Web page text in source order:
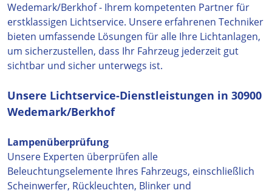
Wedemark/Berkhof - Ihrem kompetenten Partner für
erstklassigen Lichtservice. Unsere erfahrenen Techniker
bieten umfassende Lösungen für alle Ihre Lichtanlagen,
um sicherzustellen, dass Ihr Fahrzeug jederzeit gut
sichtbar und sicher unterwegs ist.
Unsere Lichtservice-Dienstleistungen in 30900
Wedemark/Berkhof
Lampenüberprüfung
Unsere Experten überprüfen alle
Beleuchtungselemente Ihres Fahrzeugs, einschließlich
Scheinwerfer, Rückleuchten, Blinker und